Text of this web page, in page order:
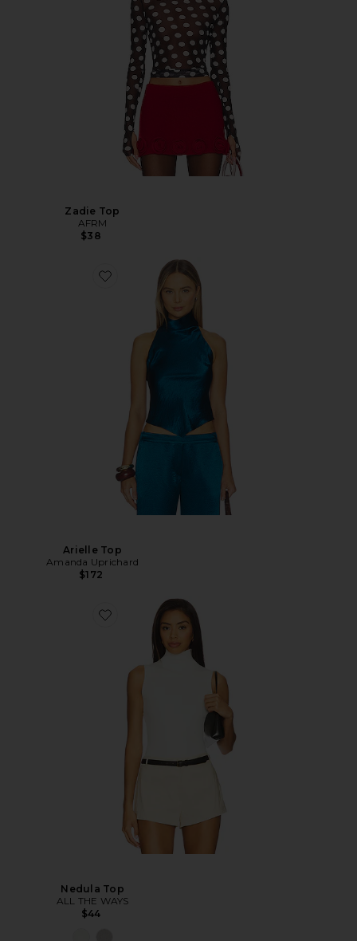
Zadie Top
AFRM
$38
Arielle Top
Amanda Uprichard
$172
Nedula Top
ALL THE WAYS
$44